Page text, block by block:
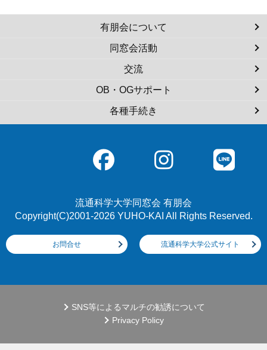
有朋会について
同窓会活動
交流
OB・OGサポート
各種手続き
流通科学大学同窓会 有朋会
Copyright(C)2001-2026 YUHO-KAI All Rights Reserved.
お問合せ 流通科学大学公式サイト
SNS等によるマルチの勧誘について
Privacy Policy